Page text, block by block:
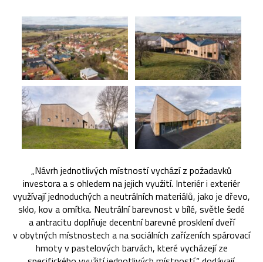
„Návrh jednotlivých místností vychází z požadavků
investora a s ohledem na jejich využití. Interiér i exteriér
využívají jednoduchých a neutrálních materiálů, jako je dřevo,
sklo, kov a omítka. Neutrální barevnost v bílé, světle šedé
a antracitu doplňuje decentní barevné prosklení dveří
v obytných místnostech a na sociálních zařízeních spárovací
hmoty v pastelových barvách, které vycházejí ze